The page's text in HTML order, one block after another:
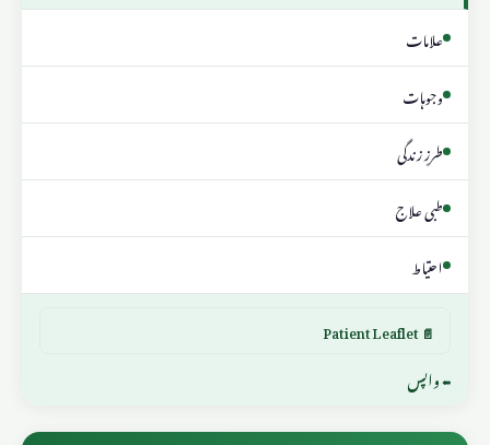
علامات
وجوہات
طرزِ زندگی
طبی علاج
احتیاط
📄 Patient Leaflet
⬅ واپس